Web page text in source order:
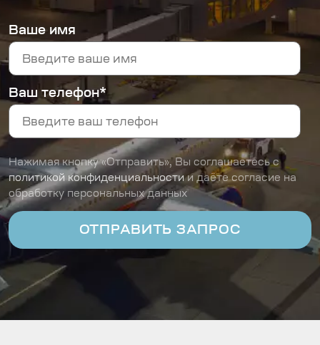
Ваше имя
Ваш телефон*
Нажимая кнопку «Отправить», Вы соглашаетесь с
политикой конфиденциальностии даёте согласие на
обработку персональных данных